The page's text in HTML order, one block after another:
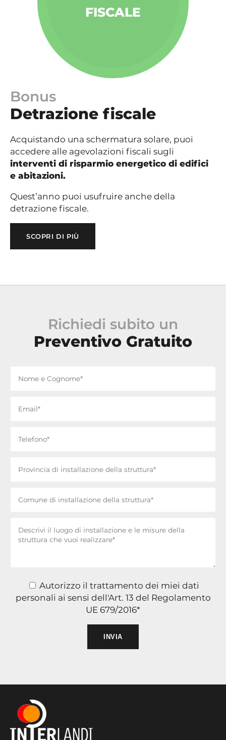
FISCALE
Bonus
Detrazione fiscale
Acquistando una schermatura solare, puoi
accedere alle agevolazioni fiscali sugli
interventi di risparmio energetico di edifici
e abitazioni.
Quest’anno puoi usufruire anche della
detrazione fiscale.
SCOPRI DI PIÙ
Richiedi subito un
Preventivo Gratuito
Autorizzo il trattamento dei miei dati
personali ai sensi dell'Art. 13 del Regolamento
UE 679/2016*